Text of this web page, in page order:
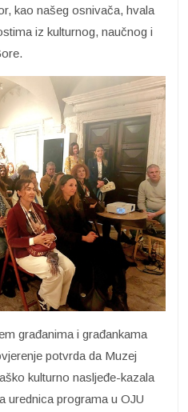
kao našeg osnivača, hvala
iz kulturnog, naučnog i
građanima i građankama
potvrda da Muzej
kulturno nasljeđe-kazala
urednica programa u OJU